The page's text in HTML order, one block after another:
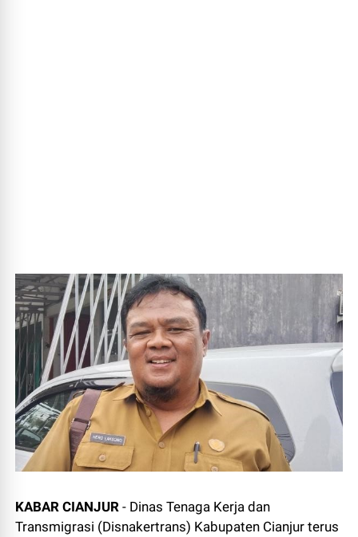
KABAR CIANJUR - Dinas Tenaga Kerja dan
Transmigrasi (Disnakertrans) Kabupaten Cianjur terus